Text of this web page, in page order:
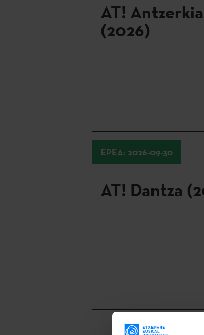
AT! Antzerkia
(2026)
EPEA: 2026-09-30
AT! Dantza